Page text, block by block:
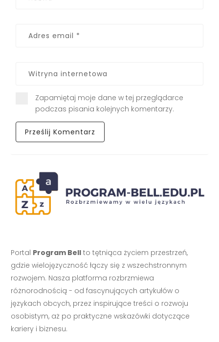
Zapamiętaj moje dane w tej przeglądarce
podczas pisania kolejnych komentarzy.
Portal Program Bell to tętniąca życiem przestrzeń,
gdzie wielojęzyczność łączy się z wszechstronnym
rozwojem. Nasza platforma rozbrzmiewa
różnorodnością - od fascynujących artykułów o
językach obcych, przez inspirujące treści o rozwoju
osobistym, aż po praktyczne wskazówki dotyczące
kariery i biznesu.